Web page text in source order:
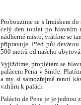
Probouzíme se s Irmískem
celý den toulat po hlavním
nádherné místo, vrátíme se
připravuje. Před půl
500 metrů od našeho
Vyjíždíme, proplétám se
palácem Pena v Sintře.
a my si samozřejmě ranní
vzhůru k paláci.
Palácio de Pena je je jednou